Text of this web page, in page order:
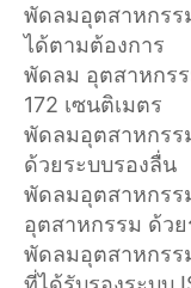
พัดลมอุตสาหกรร
ได้ตามต้องการ
พัดลม อุตสาหกร
172 เซนติเมตร
พัดลมอุตสาหกรร
ด้วยระบบรองลื่น
พัดลมอุตสาหกรร
อุตสาหกรรม ด้ว
พัดลมอุตสาหกรร